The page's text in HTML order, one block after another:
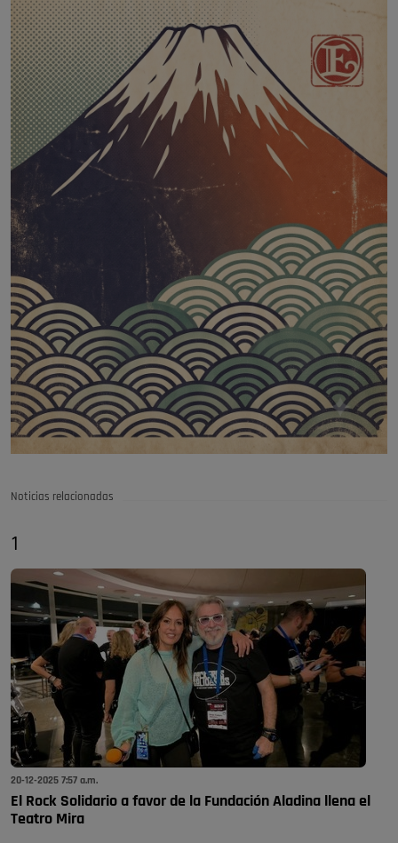
Noticias relacionadas
1
20-12-2025 7:57 a.m.
El Rock Solidario a favor de la Fundación Aladina llena el
Teatro Mira